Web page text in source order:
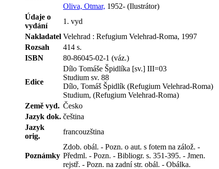
Oliva, Otmar, 1952- (Ilustrátor)
Údaje o
vydání
1. vyd
Nakladatel Velehrad : Refugium Velehrad-Roma, 1997
Rozsah
414 s.
ISBN
80-86045-02-1 (váz.)
Edice
Dílo Tomáše Špidlíka [sv.] III=03
Studium sv. 88
Dílo, Tomáš Špidlík (Refugium Velehrad-Roma)
Studium, (Refugium Velehrad-Roma)
Země vyd. Česko
Jazyk dok. čeština
Jazyk
orig.
francouzština
Poznámky
Zdob. obál. - Pozn. o aut. s fotem na zálož. -
Předml. - Pozn. - Bibliogr. s. 351-395. - Jmen.
rejstř. - Pozn. na zadní str. obál. - Obálka.